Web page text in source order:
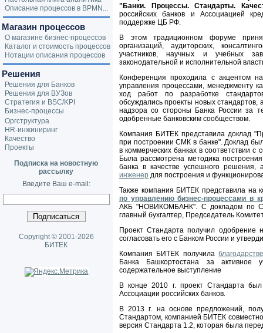
"Банки. Процессы. Стандарты.
российских банков и Ассоциацией
поддержке ЦБ РФ.
В этом традиционном форуме
организаций, аудиторских,
участников, научных и учебных
законодательной и исполнительной
Конференция проходила с акцентом
управления процессами, менеджменту
ход работ по разработке
обсуждались проекты новых
надзора со стороны Банка России за
одобренные банковским сообществом.
Компания БИТЕК представила доклад
при построении СМК в банке". Доклад
в коммерческих банках в соответствии
Была рассмотрена методика
банка в качестве успешного
инженер для построения и
Также компания БИТЕК представила на
по управлению бизнес-процессами в
АКБ "НОВИКОМБАНК". С докладом по
главный бухгалтер, Председатель
Проект Стандарта получил
согласовать его с Банком России и
Компания БИТЕК получила
Банка Башкортостана за
содержательное выступление
В конце 2010 г. проект Стандарта
Ассоциации российских банков.
В 2013 г. на основе предложений,
Стандартом, компанией БИТЕК
версия Стандарта 1.2, которая была
Описание процессов в BPMN...
Магазин процессов
О магазине бизнес-процессов
Каталог и стоимость процессов
Нотации описания процессов
Решения
Решения для Банков
Решения для ВУЗов
Стратегия и BSC/KPI
Бизнес-процессы
Оргструктура
HR-инжиниринг
Качество
Проекты
Подписка на новостную
рассылку
Введите Ваш e-mail:
Copyright © 2001-2026
БИТЕК